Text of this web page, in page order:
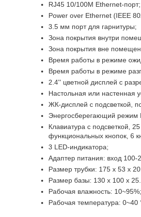
RJ45 10/100M Ethernet-порт;
Power over Ethernet (IEEE
3.5 мм порт для гарнитуры;
Зона покрытия внутри
Зона покрытия вне
Время работы в режиме
Время работы в режиме
2.4'' цветной дисплей с
Настольная или настенная
ЖК-дисплей с подсветкой,
Энергосберегающий режим
Клавиатура с подсветкой,
функциональных кнопок, 6
3 LED-индикатора;
Адаптер питания: вход
Размер трубки: 175 х 53 х
Размер базы: 130 х 100 х
Рабочая влажность: 10~95%;
Рабочая температура: 0~40